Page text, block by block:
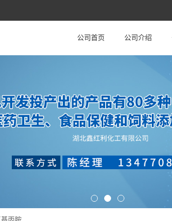
公司首页 公司介绍